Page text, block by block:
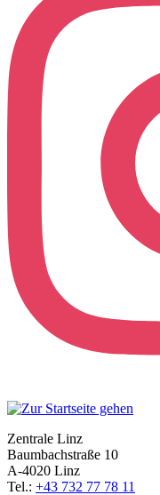
Zentrale Linz
Baumbachstraße 10
A-4020 Linz
Tel.: +43 732 77 78 11